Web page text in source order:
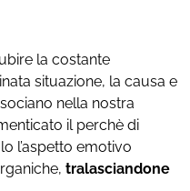
la costante
situazione, la causa e
nella nostra
il perchè di
l’aspetto emotivo
tralasciandone